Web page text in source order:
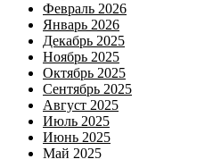
Февраль 2026
Январь 2026
Декабрь 2025
Ноябрь 2025
Октябрь 2025
Сентябрь 2025
Август 2025
Июль 2025
Июнь 2025
Май 2025